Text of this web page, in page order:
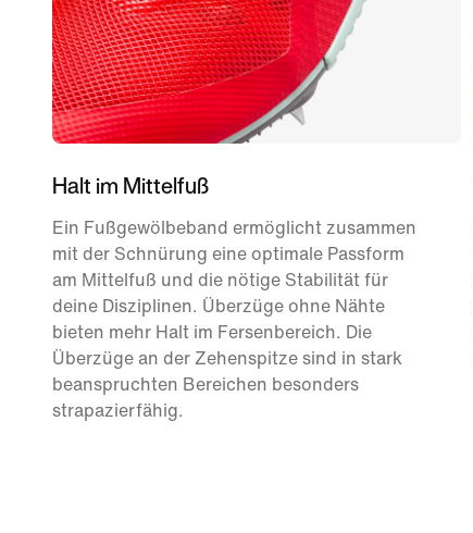
Halt im Mittelfuß
Ein Fußgewölbeband ermöglicht zusammen
mit der Schnürung eine optimale Passform
am Mittelfuß und die nötige Stabilität für
deine Disziplinen. Überzüge ohne Nähte
bieten mehr Halt im Fersenbereich. Die
Überzüge an der Zehenspitze sind in stark
beanspruchten Bereichen besonders
strapazierfähig.